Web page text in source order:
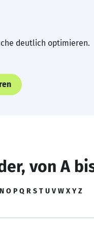
deutlich optimieren.
von A
N O P Q R S T U V W X Y Z